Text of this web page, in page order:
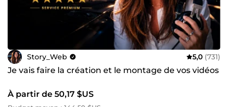
Story_Web 5,0 (731)
Je vais faire la création et le montage de vos vidéos
À partir de 50,17 $US